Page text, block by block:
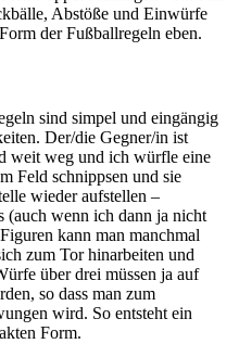
Abstöße und Einwürfe
der Fußballregeln eben.
sind simpel und eingängig
Der/die Gegner/in ist
weit weg und ich würfle eine
Feld schnippsen und sie
wieder aufstellen –
(auch wenn ich dann ja nicht
kann man manchmal
zum Tor hinarbeiten und
über drei müssen ja auf
so dass man zum
wird. So entsteht ein
Form.